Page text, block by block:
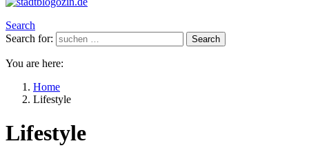
Search
Search for:
Search
You are here:
Home
Lifestyle
Lifestyle